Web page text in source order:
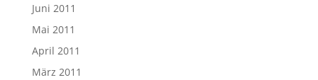
Juni 2011
Mai 2011
April 2011
März 2011